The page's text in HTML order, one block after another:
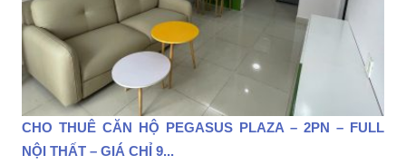
CHO THUÊ CĂN HỘ PEGASUS PLAZA – 2PN – FULL
NỘI THẤT – GIÁ CHỈ 9...